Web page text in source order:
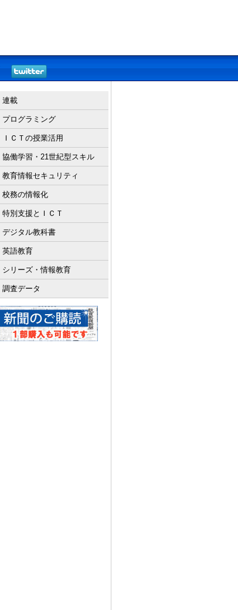
連載
プログラミング
ＩＣＴの授業活用
協働学習・21世紀型スキル
教育情報セキュリティ
校務の情報化
特別支援とＩＣＴ
デジタル教科書
英語教育
シリーズ・情報教育
調査データ